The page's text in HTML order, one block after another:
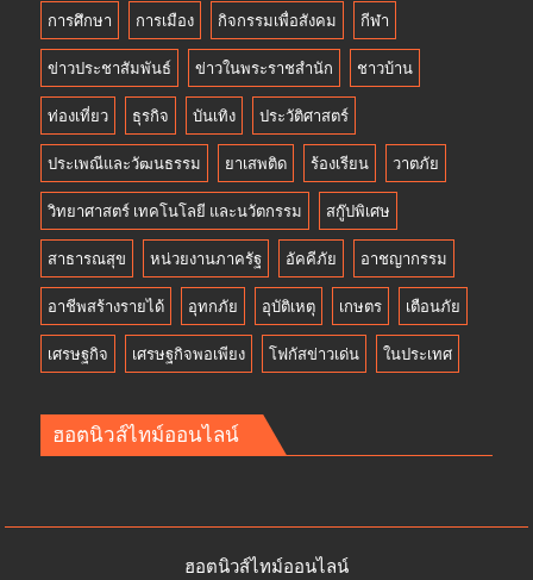
การศึกษา การเมือง กิจกรรมเพื่อสังคม กีฬา
ข่าวประชาสัมพันธ์ ข่าวในพระราชสำนัก ชาวบ้าน
ท่องเที่ยว ธุรกิจ บันเทิง ประวัติศาสตร์
ประเพณีและวัฒนธรรม ยาเสพติด ร้องเรียน วาตภัย
วิทยาศาสตร์ เทคโนโลยี และนวัตกรรม สกู๊ปพิเศษ
สาธารณสุข หน่วยงานภาครัฐ อัคคีภัย อาชญากรรม
อาชีพสร้างรายได้ อุทกภัย อุบัติเหตุ เกษตร เตือนภัย
เศรษฐกิจ เศรษฐกิจพอเพียง โฟกัสข่าวเด่น ในประเทศ
ฮอตนิวส์ไทม์ออนไลน์
ฮอตนิวส์ไทม์ออนไลน์